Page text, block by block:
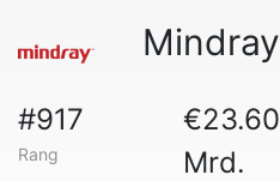
Mindray
#917
Rang
€23.60
Mrd.